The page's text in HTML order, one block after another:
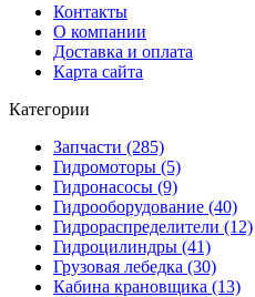
Контакты
О компании
Доставка и оплата
Карта сайта
Категории
Запчасти (285)
Гидромоторы (5)
Гидронасосы (9)
Гидрооборудование (40)
Гидрораспределители (12)
Гидроцилиндры (41)
Грузовая лебедка (30)
Кабина крановщика (13)